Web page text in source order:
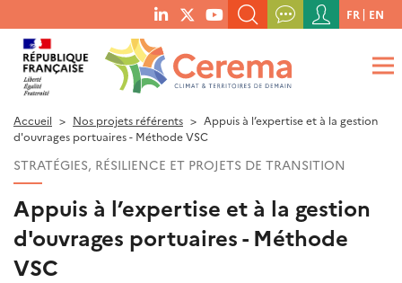
menu
social
links
RECHERCHER UN MOT-CLÉ, UNE PUBLICATION, ETC.
QUE RECHERCHEZ-VOUS ?
Menu
du
compte
de
FR EN
Accueil Nos projets référents
Appuis à l’expertise et à la gestion
d'ouvrages portuaires - Méthode VSC
STRATÉGIES, RÉSILIENCE ET PROJETS DE TRANSITION
Appuis à l’expertise et à la gestion
d'ouvrages portuaires - Méthode
VSC